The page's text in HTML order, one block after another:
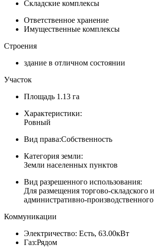
Складские комплексы
Ответственное хранение
Имущественные комплексы
Строения
здание в отличном состоянии
Участок
Площадь 1.13 га
Характеристики:
Ровный
Вид права:Собственность
Категория земли:
Земли населенных пунктов
Вид разрешенного использования:
Для размещения торгово-складского и
административно-производственного
Коммуникации
Электричество: Есть, 63.00кВт
Газ:Рядом